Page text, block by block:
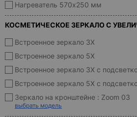
Нагреватель 570х250 мм
КОСМЕТИЧЕСКОЕ ЗЕРКАЛО С
Встроенное зеркало 3X
Встроенное зеркало 5X
Встроенное зеркало 3X с
Встроенное зеркало 5X с
Зеркало на кронштейне : Zoom 03
выбрать модель